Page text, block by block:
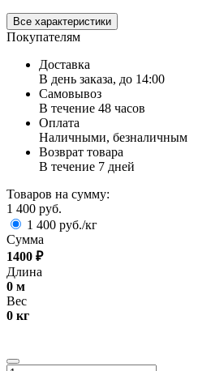
Все характеристики
Покупателям
Доставка
В день заказа, до 14:00
Самовывоз
В течение 48 часов
Оплата
Наличными, безналичным
Возврат товара
В течение 7 дней
Товаров на сумму:
1 400 руб.
1 400 руб./кг
Сумма
1400 ₽
Длина
0 м
Вес
0 кг